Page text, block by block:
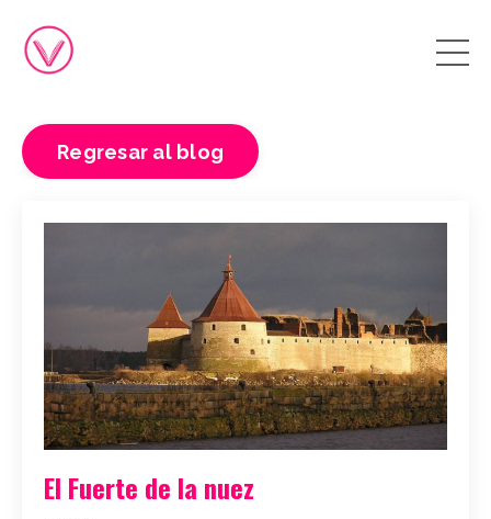
Regresar al blog
El Fuerte de la nuez